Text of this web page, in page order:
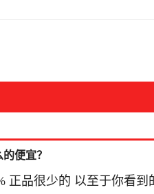
便宜？
正品很少的 以至于你看到